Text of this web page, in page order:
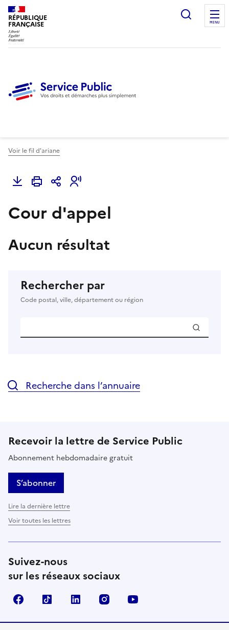
RÉPUBLIQUE
FRANÇAISE
Ouvrir
MENU
Voir le fil d'ariane
Cour d'appel
Aucun résultat
Rechercher par
Code postal, ville, département ou région
Recherche dans l’annuaire
Recevoir la lettre de Service Public
Abonnement hebdomadaire gratuit
S’abonner
Lire la dernière lettre
Voir toutes les lettres
Suivez-nous
sur les réseaux sociaux
FacebookTikTok LinkedIn Instagram